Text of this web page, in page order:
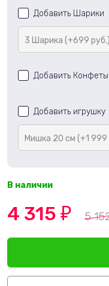
Добавить Шарики
3 Шарика (+699 руб.)
Добавить
Добавить игрушку
Мишка 20 см (+1 999
В наличии
4 315 ₽ 5